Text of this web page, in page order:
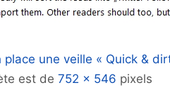
une veille « Quick &
est de 752 × 546 pixels